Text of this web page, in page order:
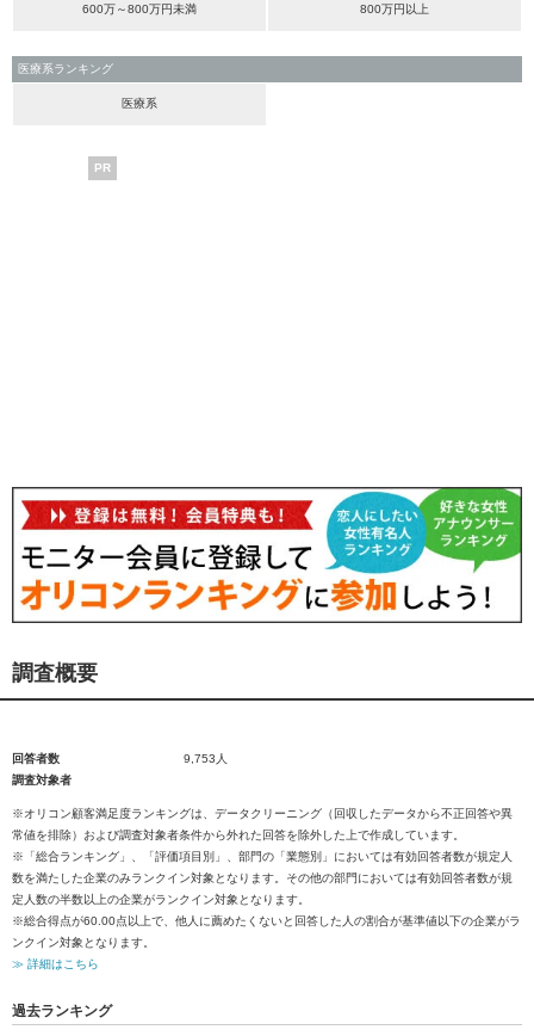
600万～800万円未満 800万円以上
医療系ランキング
医療系
PR
調査概要
回答者数
9,753人
調査対象者
※オリコン顧客満足度ランキングは、データクリーニング（回収したデータから不正回答や異
常値を排除）および調査対象者条件から外れた回答を除外した上で作成しています。
※「総合ランキング」、「評価項目別」、部門の「業態別」においては有効回答者数が規定人
数を満たした企業のみランクイン対象となります。その他の部門においては有効回答者数が規
定人数の半数以上の企業がランクイン対象となります。
※総合得点が60.00点以上で、他人に薦めたくないと回答した人の割合が基準値以下の企業がラ
ンクイン対象となります。
≫ 詳細はこちら
過去ランキング